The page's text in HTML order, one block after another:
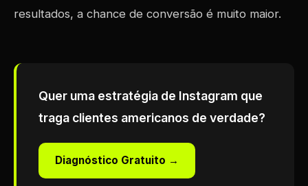
resultados, a chance de conversão é muito maior.
Quer uma estratégia de Instagram que
traga clientes americanos de verdade?
Diagnóstico Gratuito →